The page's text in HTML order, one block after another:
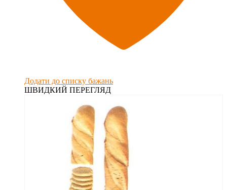
Додати до списку бажань
ШВИДКИЙ ПЕРЕГЛЯД